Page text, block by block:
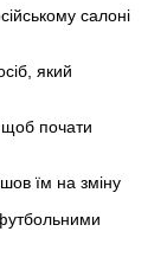
салоні
який
щоб почати
їм на зміну